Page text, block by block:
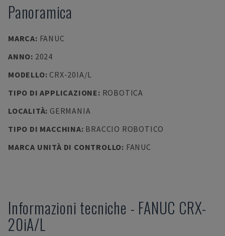
Panoramica
MARCA: FANUC
ANNO: 2024
MODELLO: CRX-20IA/L
TIPO DI APPLICAZIONE: ROBOTICA
LOCALITÀ: GERMANIA
TIPO DI MACCHINA: BRACCIO ROBOTICO
MARCA UNITÀ DI CONTROLLO: FANUC
Informazioni tecniche - FANUC CRX-
20iA/L